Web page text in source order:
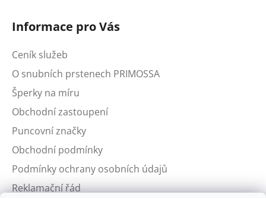
Informace pro Vás
Ceník služeb
O snubních prstenech PRIMOSSA
Šperky na míru
Obchodní zastoupení
Puncovní značky
Obchodní podmínky
Podmínky ochrany osobních údajů
Reklamační řád